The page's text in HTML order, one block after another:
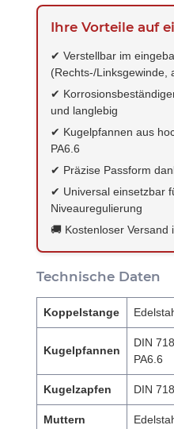
Ihre Vorteile auf
✔ Verstellbar im
(Rechts-/Linksgewinde,
✔
und langlebig
✔ Kugelpfannen aus
PA6.6
✔ Präzise Passform
✔ Universal einsetzbar
Niveauregulierung
🚚 Kostenloser Versand
Technische Daten
Koppelstange
Kugelpfannen
DIN
PA6.6
Kugelzapfen DIN
Muttern